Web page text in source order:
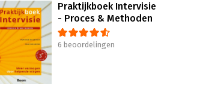
Praktijkboek Intervisie
- Proces & Methoden
6 beoordelingen